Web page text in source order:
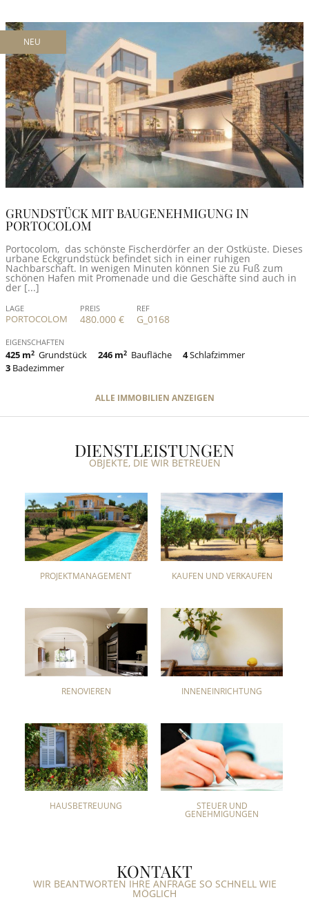
NEU
GRUNDSTÜCK MIT BAUGENEHMIGUNG IN
PORTOCOLOM
Portocolom, das schönste Fischerdörfer an der Ostküste. Dieses
urbane Eckgrundstück befindet sich in einer ruhigen
Nachbarschaft. In wenigen Minuten können Sie zu Fuß zum
schönen Hafen mit Promenade und die Geschäfte sind auch in
der [...]
LAGE
PORTOCOLOM
PREIS
480.000 €
REF
G_0168
EIGENSCHAFTEN
425 m2 Grundstück 246 m2 Baufläche 4Schlafzimmer
3 Badezimmer
ALLE IMMOBILIEN ANZEIGEN
DIENSTLEISTUNGEN
OBJEKTE, DIE WIR BETREUEN
PROJEKTMANAGEMENT KAUFEN UND VERKAUFEN
RENOVIEREN INNENEINRICHTUNG
HAUSBETREUUNG STEUER UND
GENEHMIGUNGEN
KONTAKT
WIR BEANTWORTEN IHRE ANFRAGE SO SCHNELL WIE
MÖGLICH